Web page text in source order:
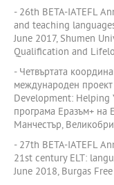
- 26th BETA-IATEFL
and teaching
June 2017, Shumen
Qualification and
- Четвъртата
международен
Development: Helping
програма Еразъм+
Манчестър,
- 27th BETA-IATEFL
21st century ELT:
June 2018, Burgas